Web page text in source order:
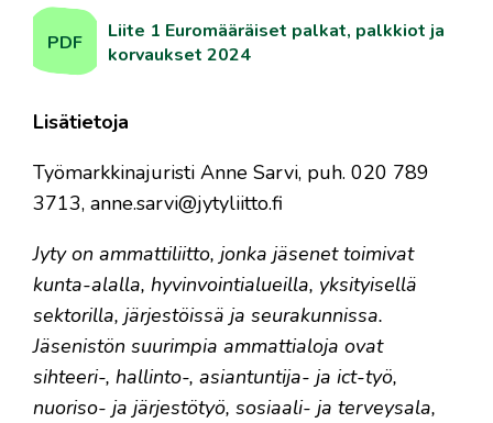
Liite 1 Euromääräiset palkat, palkkiot ja
korvaukset 2024
PDF
Lisätietoja
Työmarkkinajuristi Anne Sarvi, puh. 020 789
3713, anne.sarvi@jytyliitto.fi
Jyty on ammattiliitto, jonka jäsenet toimivat
kunta-alalla, hyvinvointialueilla, yksityisellä
sektorilla, järjestöissä ja seurakunnissa.
Jäsenistön suurimpia ammattialoja ovat
sihteeri-, hallinto-, asiantuntija- ja ict-työ,
nuoriso- ja järjestötyö, sosiaali- ja terveysala,